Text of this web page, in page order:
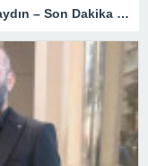
Ailesi Cüneyt Arkın’ı andı: Çok iyi babaydın – Son Dakika Magazin Haberleri